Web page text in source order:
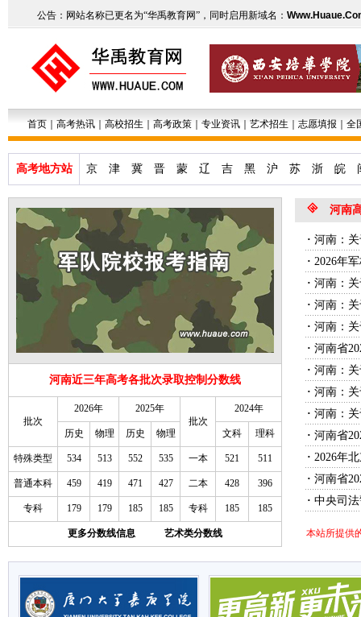
公告：网站名称已更名为“华禹教育网”，同时启用新域名：
首页 高考热讯 高校招生 高考政策 专业资讯 艺术招生 志愿填报 全
高考地方站 京 津 冀 晋 蒙 辽 吉 黑 沪 苏 浙 皖
河南近三年高考各批次录取控制分数线
批次
2026年
2025年
批次
2024年
历史 物理 历史 物理 文科 理科
特殊类型 534 513 552 535 一本 521 511
普通本科 459 419 471 427 二本 428 396
专科 179 179 185 185 专科 185 185
更多分数线信息 艺术类分数线
河南
· 河南：
· 2026年
· 河南：
· 河南：
· 河南：
· 河南省
· 河南：
· 河南：
· 河南：
· 河南省
· 2026年
· 河南省
· 中央司
本站所提供